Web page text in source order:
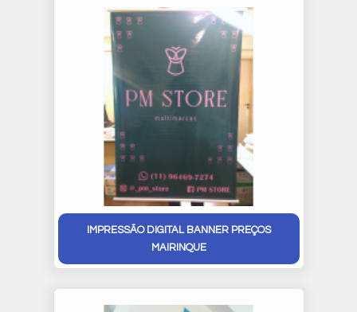
IMPRESSÃO DIGITAL BANNER PREÇOS
MAIRINQUE